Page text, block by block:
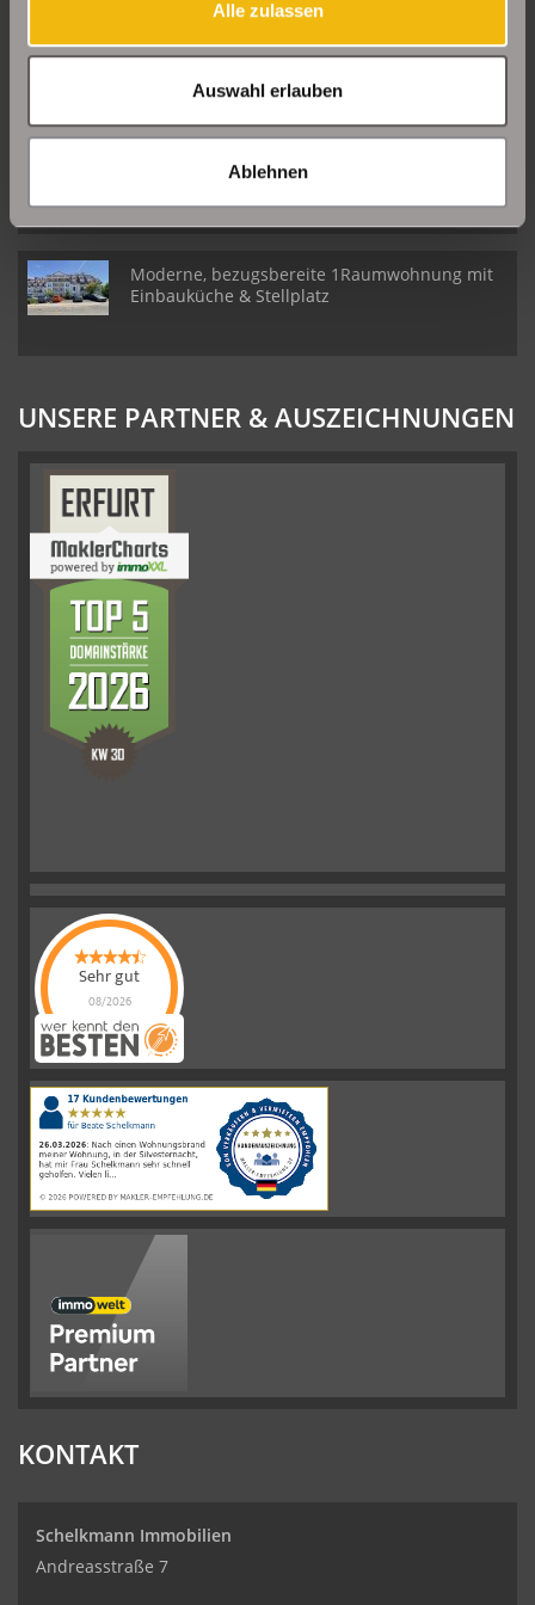
Alle zulassen
Auswahl erlauben
Ablehnen
Daberstedt
Erfurt Daberstedt
Moderne, bezugsbereite 1Raumwohnung mit
Einbauküche & Stellplatz
UNSERE PARTNER & AUSZEICHNUNGEN
Sehr gut
08/2026
Schelkmann
Immobilienhat
|110Schelkmann
ImmobilienBewertungen
auf
werkenntdenBESTEN.de
KONTAKT
Schelkmann Immobilien
Andreasstraße 7